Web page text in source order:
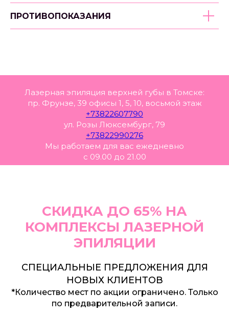
ПРОТИВОПОКАЗАНИЯ
Лазерная эпиляция верхней губы в Томске:
пр. Фрунзе, 39 офисы 1, 5, 10, восьмой этаж
+73822607790
ул. Розы Люксембург, 79
+73822990276
Мы работаем для вас ежедневно
с 09.00 до 21.00
СКИДКА ДО 65% НА
КОМПЛЕКСЫ ЛАЗЕРНОЙ
ЭПИЛЯЦИИ
СПЕЦИАЛЬНЫЕ ПРЕДЛОЖЕНИЯ ДЛЯ
НОВЫХ КЛИЕНТОВ
*Количество мест по акции ограничено. Только
по предварительной записи.